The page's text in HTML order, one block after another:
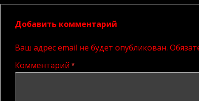
Добавить комментарий
Ваш адрес email не будет опубликован.
Комментарий*